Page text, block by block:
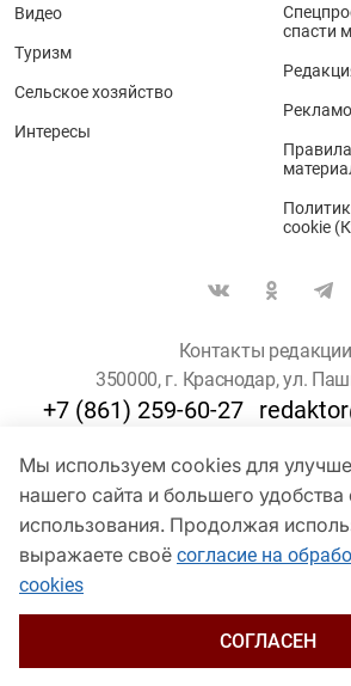
Мы используем cookies для
нашего сайта и большего удобства
использования. Продолжая
выражаете своё согласие на
cookies
СОГЛАСЕН
Видео
Туризм
Сельское хозяйство
Интересы
спасти
cookie
Контакты
350000, г. Краснодар, ул.
+7 (861) 259-60-27
Для пользователей
© Кубанские Новости,
Сетевое издание «kubnews»
службой по надзору в сфере связи,
и массовых коммуникаций
Пашковская, 2). Главный редактор –